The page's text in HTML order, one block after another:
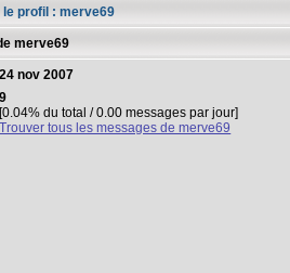
le profil : merve69
merve69
24 nov 2007
9
[0.04% du total / 0.00 messages par jour]
Trouver tous les messages de merve69